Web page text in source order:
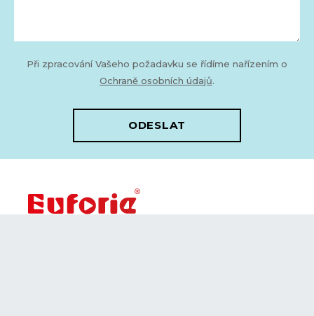
Při zpracování Vašeho požadavku se řídíme nařízením o
Ochraně osobních údajů.
ODESLAT